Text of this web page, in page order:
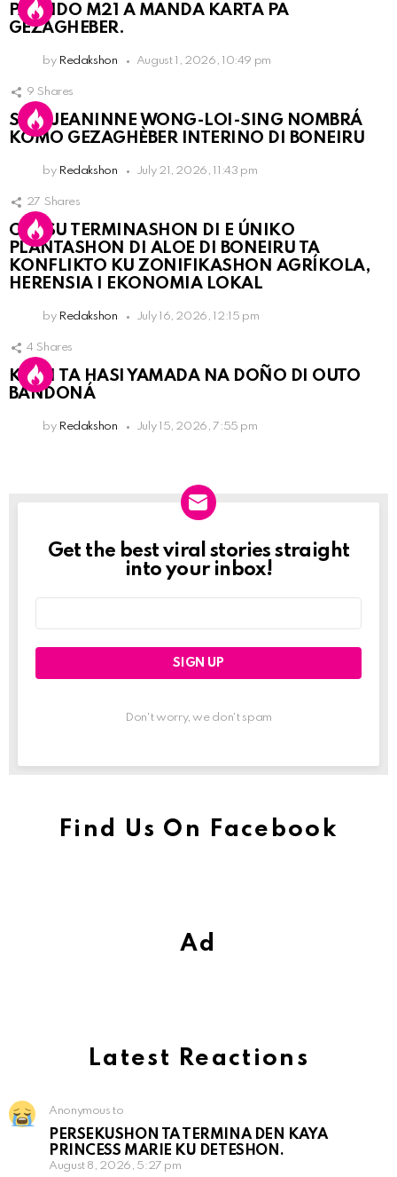
PARTIDO M21 A MANDA KARTA PA
GEZAGHEBER.
by Redakshon August 1, 2026, 10:49 pm
9 Shares
SRA. JEANINNE WONG-LOI-SING NOMBRÁ
KOMO GEZAGHÈBER INTERINO DI BONEIRU
by Redakshon July 21, 2026, 11:43 pm
27 Shares
OLB SU TERMINASHON DI E ÚNIKO
PLANTASHON DI ALOE DI BONEIRU TA
KONFLIKTO KU ZONIFIKASHON AGRÍKOLA,
HERENSIA I EKONOMIA LOKAL
by Redakshon July 16, 2026, 12:15 pm
4 Shares
KPCN TA HASI YAMADA NA DOÑO DI OUTO
BANDONÁ
by Redakshon July 15, 2026, 7:55 pm
Newslett
Get the best viral stories straight
into your inbox!
Don't worry, we don't spam
Find Us On Facebook
Ad
Latest Reactions
Anonymous to
PERSEKUSHON TA TERMINA DEN KAYA
PRINCESS MARIE KU DETESHON.
August 8, 2026, 5:27 pm